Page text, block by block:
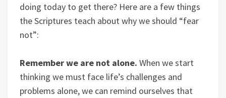
doing today to get there? Here are a few things
the Scriptures teach about why we should “fear
not”:
Remember we are not alone. When we start
thinking we must face life’s challenges and
problems alone, we can remind ourselves that